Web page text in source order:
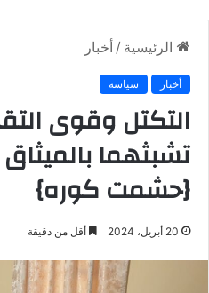
الرئيسية / أخبار
أخبار سياسة
التكتل وقوى
تشبثهما
{حشمت كوره}
20 أبريل، 2024 أقل من دقيقة